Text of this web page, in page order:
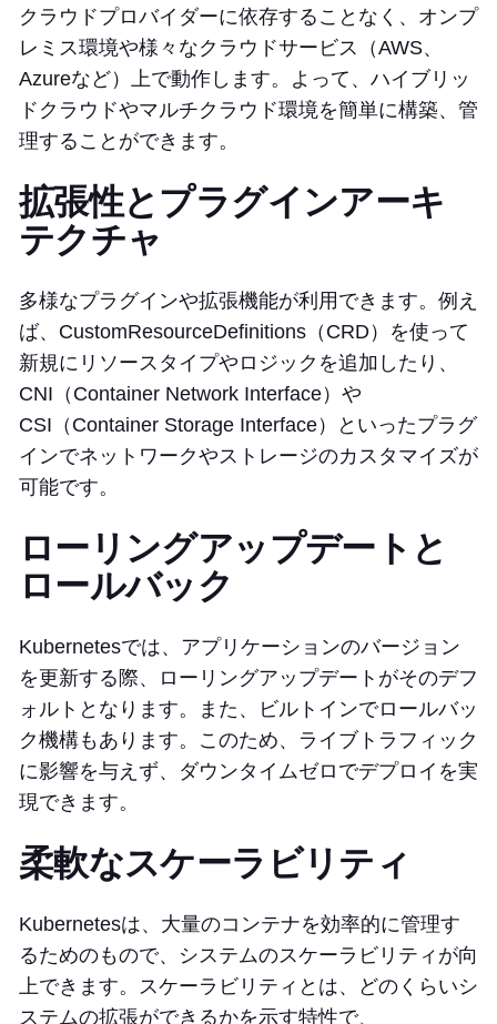
クラウドプロバイダーに依存することなく、オンプ
レミス環境や様々なクラウドサービス（AWS、
Azureなど）上で動作します。よって、ハイブリッ
ドクラウドやマルチクラウド環境を簡単に構築、管
理することができます。
拡張性とプラグインアーキ
テクチャ
多様なプラグインや拡張機能が利用できます。例え
ば、CustomResourceDefinitions（CRD）を使って
新規にリソースタイプやロジックを追加したり、
CNI（Container Network Interface）や
CSI（Container Storage Interface）といったプラグ
インでネットワークやストレージのカスタマイズが
可能です。
ローリングアップデートと
ロールバック
Kubernetesでは、アプリケーションのバージョン
を更新する際、ローリングアップデートがそのデフ
ォルトとなります。また、ビルトインでロールバッ
ク機構もあります。このため、ライブトラフィック
に影響を与えず、ダウンタイムゼロでデプロイを実
現できます。
柔軟なスケーラビリティ
Kubernetesは、大量のコンテナを効率的に管理す
るためのもので、システムのスケーラビリティが向
上できます。スケーラビリティとは、どのくらいシ
ステムの拡張ができるかを示す特性で、